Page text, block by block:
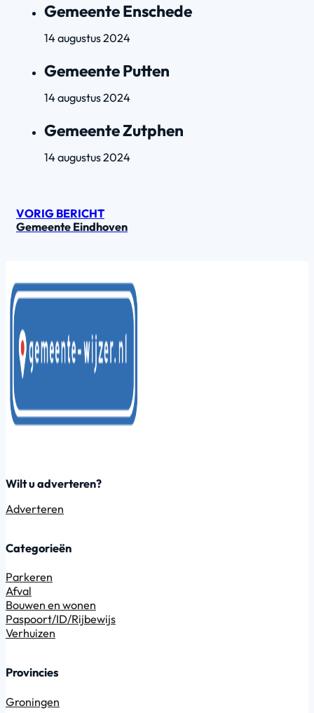
Gemeente Enschede
14 augustus 2024
Gemeente Putten
14 augustus 2024
Gemeente Zutphen
14 augustus 2024
VORIG BERICHT
Gemeente Eindhoven
Wilt u adverteren?
Adverteren
Categorieën
Parkeren
Afval
Bouwen en wonen
Paspoort/ID/Rijbewijs
Verhuizen
Provincies
Groningen